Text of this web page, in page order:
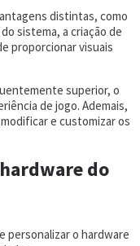
distintas, como
sistema, a criação de
proporcionar visuais
superior, o
de jogo. Ademais,
e customizar os
do
personalizar o hardware